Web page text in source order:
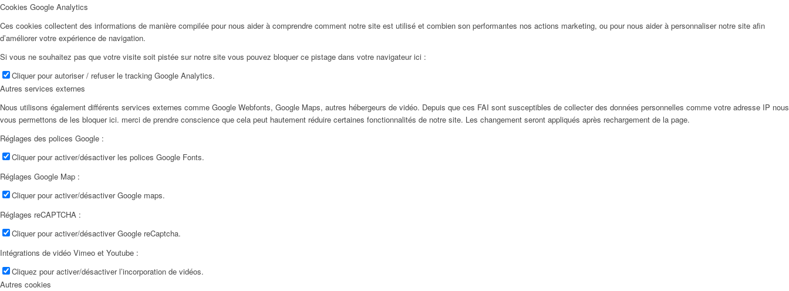
Cookies Google Analytics
Ces cookies collectent des informations de manière compilée pour nous aider à comprendre comment notre site est utilisé et combien son performantes nos actions marketing, ou pour nous aider à personnaliser notre site afin
d’améliorer votre expérience de navigation.
Si vous ne souhaitez pas que votre visite soit pistée sur notre site vous pouvez bloquer ce pistage dans votre navigateur ici :
Cliquer pour autoriser / refuser le tracking Google Analytics.
Autres services externes
Nous utilisons également différents services externes comme Google Webfonts, Google Maps, autres hébergeurs de vidéo. Depuis que ces FAI sont susceptibles de collecter des données personnelles comme votre adresse IP nous
vous permettons de les bloquer ici. merci de prendre conscience que cela peut hautement réduire certaines fonctionnalités de notre site. Les changement seront appliqués après rechargement de la page.
Réglages des polices Google :
Cliquer pour activer/désactiver les polices Google Fonts.
Réglages Google Map :
Cliquer pour activer/désactiver Google maps.
Réglages reCAPTCHA :
Cliquer pour activer/désactiver Google reCaptcha.
Intégrations de vidéo Vimeo et Youtube :
Cliquez pour activer/désactiver l’incorporation de vidéos.
Autres cookies